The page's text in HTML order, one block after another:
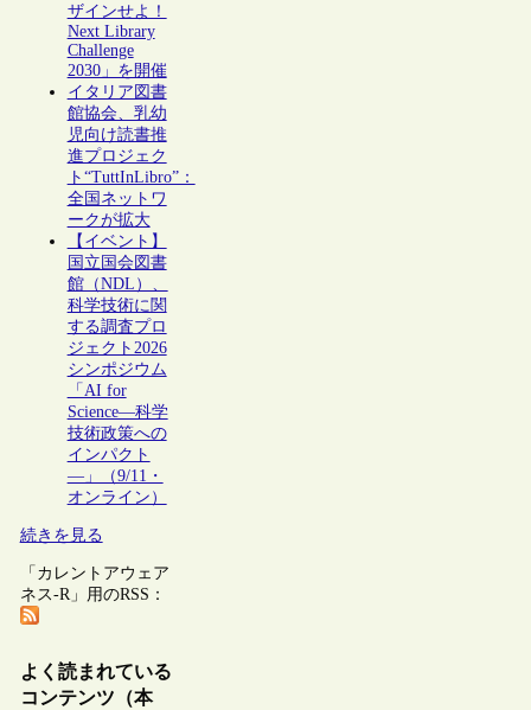
ザインせよ！
Next Library
Challenge
2030」を開催
イタリア図書
館協会、乳幼
児向け読書推
進プロジェク
ト“TuttInLibro”：
全国ネットワ
ークが拡大
【イベント】
国立国会図書
館（NDL）、
科学技術に関
する調査プロ
ジェクト2026
シンポジウム
「AI for
Science―科学
技術政策への
インパクト
―」（9/11・
オンライン）
続きを見る
「カレントアウェア
ネス-R」用のRSS：
よく読まれている
コンテンツ（本